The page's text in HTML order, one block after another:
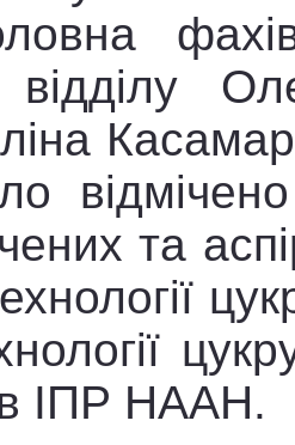
відділу
та
ІПР НААН.